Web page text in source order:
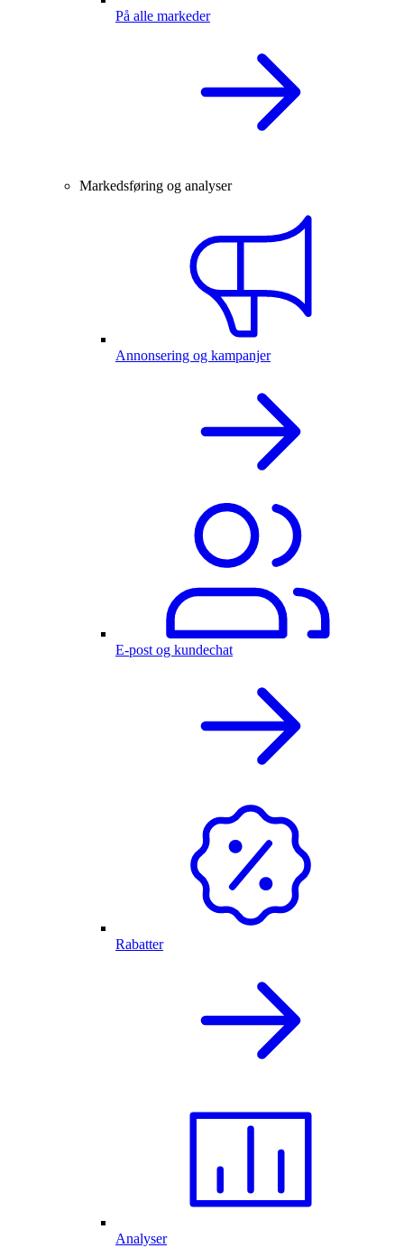
På alle markeder
Markedsføring og analyser
Annonsering og kampanjer
E-post og kundechat
Rabatter
Analyser